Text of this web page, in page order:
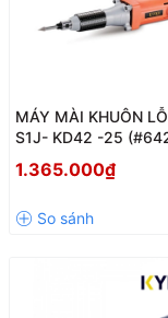
MÁY MÀI KHUÔN
S1J- KD42 -25
1.365.000₫